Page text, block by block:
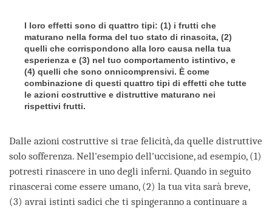
I loro effetti sono di quattro tipi: (1) i frutti che
maturano nella forma del tuo stato di rinascita, (2)
quelli che corrispondono alla loro causa nella tua
esperienza e (3) nel tuo comportamento istintivo, e
(4) quelli che sono onnicomprensivi. È come
combinazione di questi quattro tipi di effetti che tutte
le azioni costruttive e distruttive maturano nei
rispettivi frutti.
Dalle azioni costruttive si trae felicità, da quelle distruttive
solo sofferenza. Nell'esempio dell'uccisione, ad esempio, (1)
potresti rinascere in uno degli inferni. Quando in seguito
rinascerai come essere umano, (2) la tua vita sarà breve,
(3) avrai istinti sadici che ti spingeranno a continuare a